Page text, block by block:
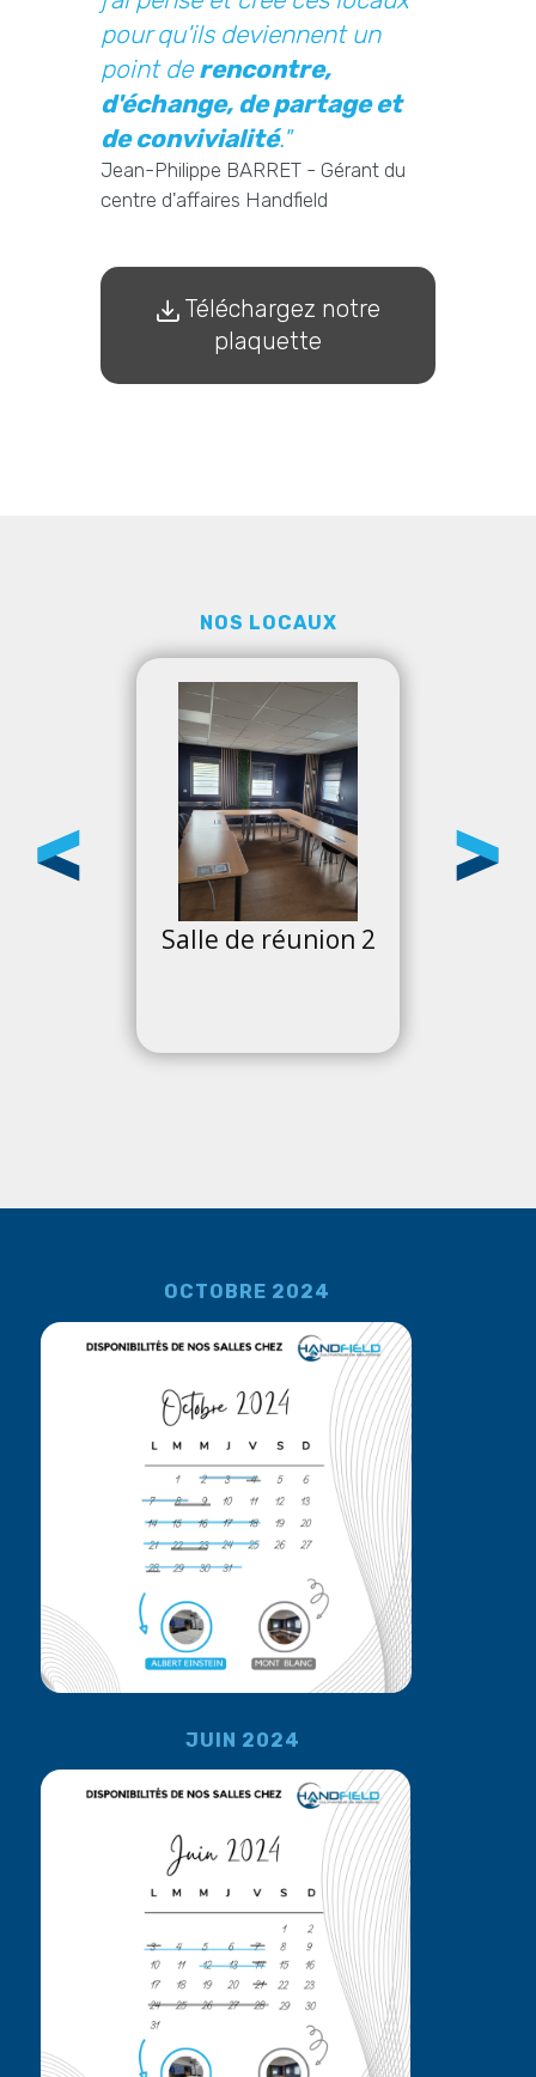
pour qu'ils deviennent un
point de rencontre,
d'échange, de partage et
de convivialité."
Jean-Philippe BARRET - Gérant du
centre d'affaires Handfield
Téléchargez notre
plaquette
NOS LOCAUX
Salle de réunion 2
OCTOBRE 2024
JUIN 2024